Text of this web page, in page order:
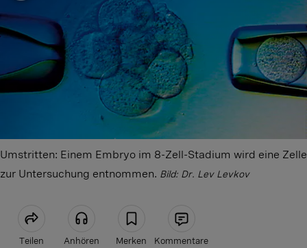
Umstritten: Einem Embryo im 8-Zell-Stadium wird eine Zelle
zur Untersuchung entnommen. Bild: Dr. Lev Levkov
Teilen Anhören Merken Kommentare